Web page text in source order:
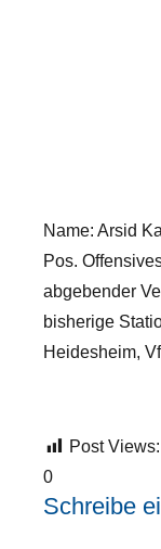
Name: Arsid
Pos.
abgebender
bisherige
Heidesheim,
Post Views:
0
Schreibe